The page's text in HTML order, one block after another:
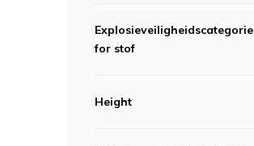
Explosieveiligheidscategorie
for stof
Height